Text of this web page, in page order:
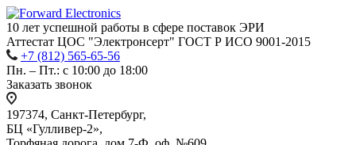
10 лет успешной работы в сфере поставок ЭРИ
Аттестат ЦОС "Электронсерт" ГОСТ Р ИСО 9001-2015
+7 (812) 565-65-56
Пн. – Пт.: с 10:00 до 18:00
Заказать звонок
197374, Санкт-Петербург,
БЦ «Гулливер-2»,